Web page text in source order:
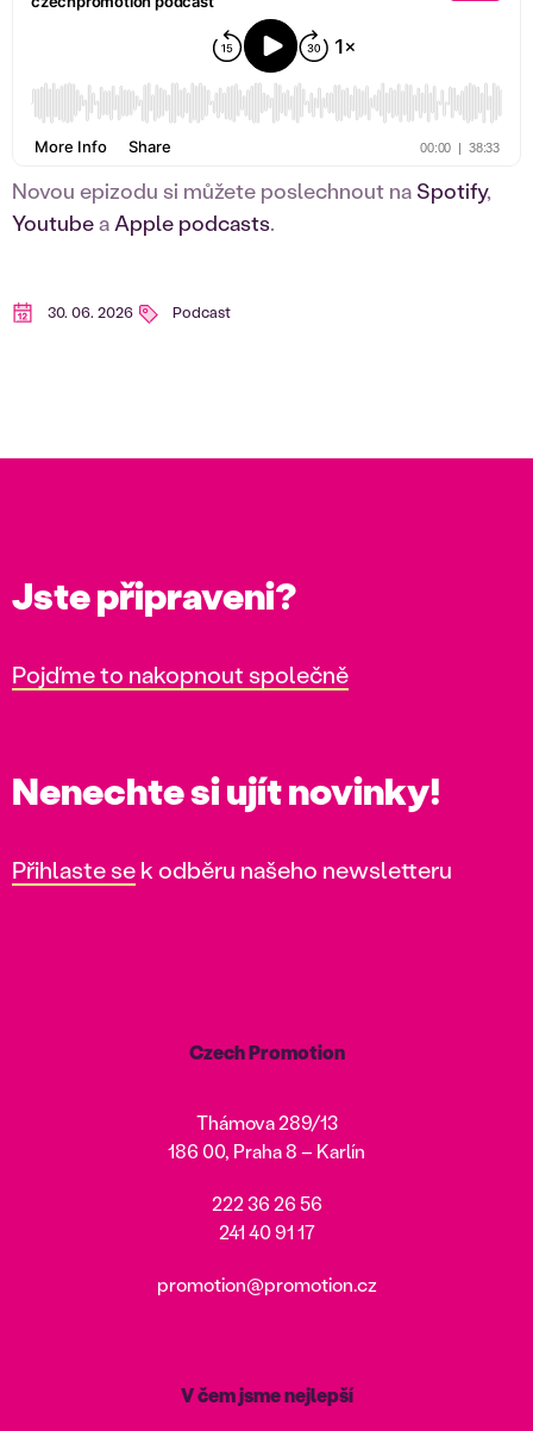
Novou epizodu si můžete poslechnout na Spotify,
YoutubeaApple podcasts.
30. 06. 2026 Podcast
Jste připraveni?
Pojďme to nakopnout společně
Nenechte si ujít novinky!
Přihlaste sek odběru našeho newsletteru
Czech Promotion
Thámova 289/13
186 00, Praha 8 – Karlín
222 36 26 56
241 40 91 17
promotion@promotion.cz
V čem jsme nejlepší